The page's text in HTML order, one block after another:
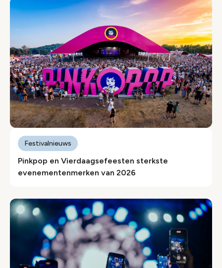
Pinkpop en Vierdaagsefeesten sterkste
evenementenmerken van 2026
Festivalnieuws